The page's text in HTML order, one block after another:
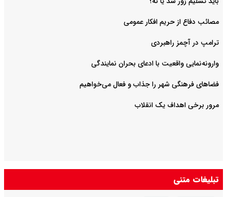
مصائب دفاع از حریم افکار عمومی
ترامپ در آچمز راهبردی
وارونه‌نمایی واقعیت با ادعای بحران نمایندگی
فضا‌های فرهنگی شهر را جذاب و فعال می‌‌خواهیم
مرور برخی اهداف یک انقلاب
تبلیغات متنی